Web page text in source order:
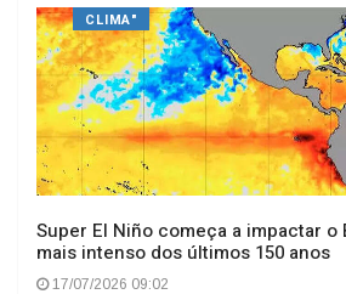
CLIMA"
Super El Niño começa a impactar o
mais intenso dos últimos 150 anos
17/07/2026 09:02